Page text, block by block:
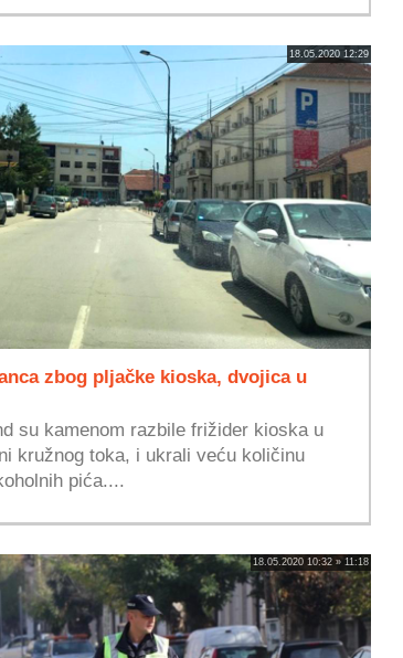
18.05.2020 12:29
zbog pljačke kioska, dvojica u
su kamenom razbile frižider kioska u
kružnog toka, i ukrali veću količinu
pića....
18.05.2020 10:32 » 11:18